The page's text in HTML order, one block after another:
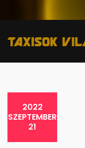
2022
SZEPTEMBER
21